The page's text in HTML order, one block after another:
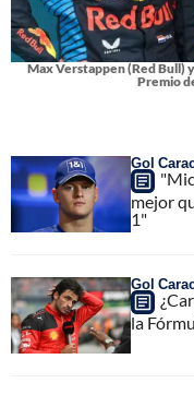
Max Verstappen (Red Bull)
Premio
Gol
mejor
1"
Gol
la